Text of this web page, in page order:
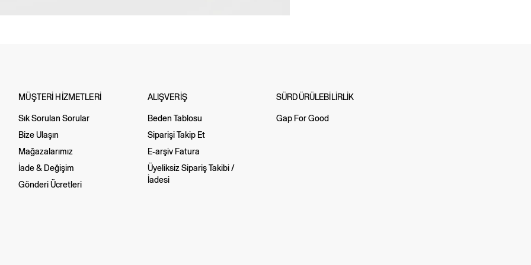
MÜŞTERİ HİZMETLERİ
Sık Sorulan Sorular
Bize Ulaşın
Mağazalarımız
İade & Değişim
Gönderi Ücretleri
ALIŞVERİŞ
Beden Tablosu
Siparişi Takip Et
E-arşiv Fatura
Üyeliksiz Sipariş Takibi /
İadesi
SÜRDÜRÜLEBİLİRLİK
Gap For Good